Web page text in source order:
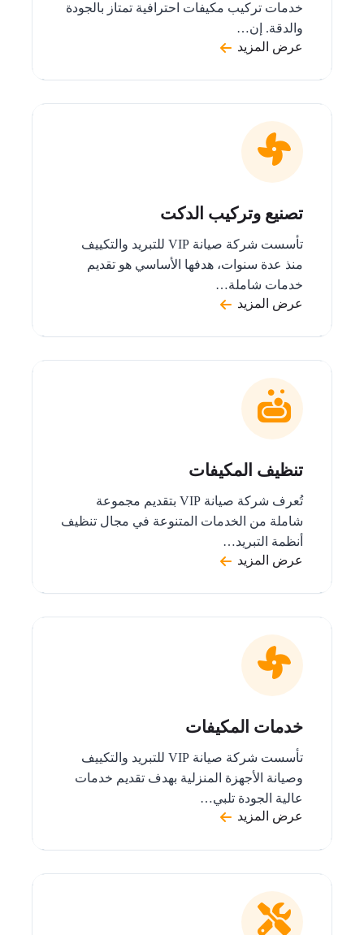
خدمات تركيب مكيفات احترافية تمتاز بالجودة
والدقة. إن…
عرض المزيد
تصنيع وتركيب الدكت
تأسست شركة صيانة VIP للتبريد والتكييف
منذ عدة سنوات، هدفها الأساسي هو تقديم
خدمات شاملة…
عرض المزيد
تنظيف المكيفات
تُعرف شركة صيانة VIP بتقديم مجموعة
شاملة من الخدمات المتنوعة في مجال تنظيف
أنظمة التبريد…
عرض المزيد
خدمات المكيفات
تأسست شركة صيانة VIP للتبريد والتكييف
وصيانة الأجهزة المنزلية بهدف تقديم خدمات
عالية الجودة تلبي…
عرض المزيد